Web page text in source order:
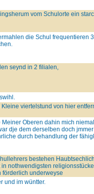
vom Schulorte ein
die Schul frequentieren
seynd in 2 filialen,
viertelstund von hier
Oberen dahin mich
dje dem derselben doch
durch behandlung der
bestehen
nothwendigsten
underweyse
und im wüntter.